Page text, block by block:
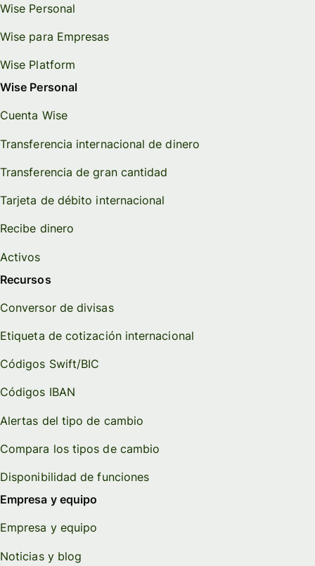
Wise Personal
Wise para Empresas
Wise Platform
Wise Personal
Cuenta Wise
Transferencia internacional de dinero
Transferencia de gran cantidad
Tarjeta de débito internacional
Recibe dinero
Activos
Recursos
Conversor de divisas
Etiqueta de cotización internacional
Códigos Swift/BIC
Códigos IBAN
Alertas del tipo de cambio
Compara los tipos de cambio
Disponibilidad de funciones
Empresa y equipo
Empresa y equipo
Noticias y blog